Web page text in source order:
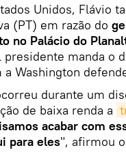
Unidos, Flávio
(PT) em razão do
no Palácio do
presidente manda o
Washington
durante um
de baixa renda a
acabar com
para eles", afirmou